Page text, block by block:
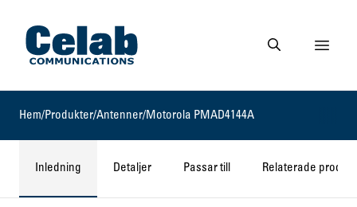
Gå till startsidan
Gå till söksidan
Visa
Hem/Produkter/Antenner/ Motorola PMAD4144A
Inledning Detaljer Passar till Relaterade